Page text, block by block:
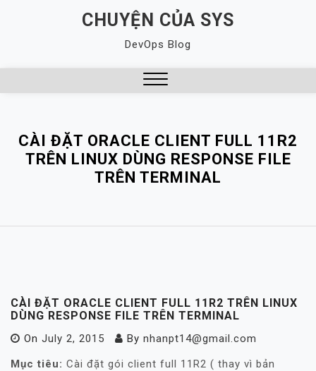
CHUYỆN CỦA SYS
DevOps Blog
CÀI ĐẶT ORACLE CLIENT FULL 11R2
TRÊN LINUX DÙNG RESPONSE FILE
TRÊN TERMINAL
CÀI ĐẶT ORACLE CLIENT FULL 11R2 TRÊN LINUX
DÙNG RESPONSE FILE TRÊN TERMINAL
On July 2, 2015 By nhanpt14@gmail.com
Mục tiêu: Cài đặt gói client full 11R2 ( thay vì bản